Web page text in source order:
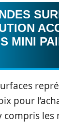
MINI
pour
compris les